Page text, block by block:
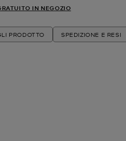
IN NEGOZIO
PRODOTTO SPEDIZIONE E RESI